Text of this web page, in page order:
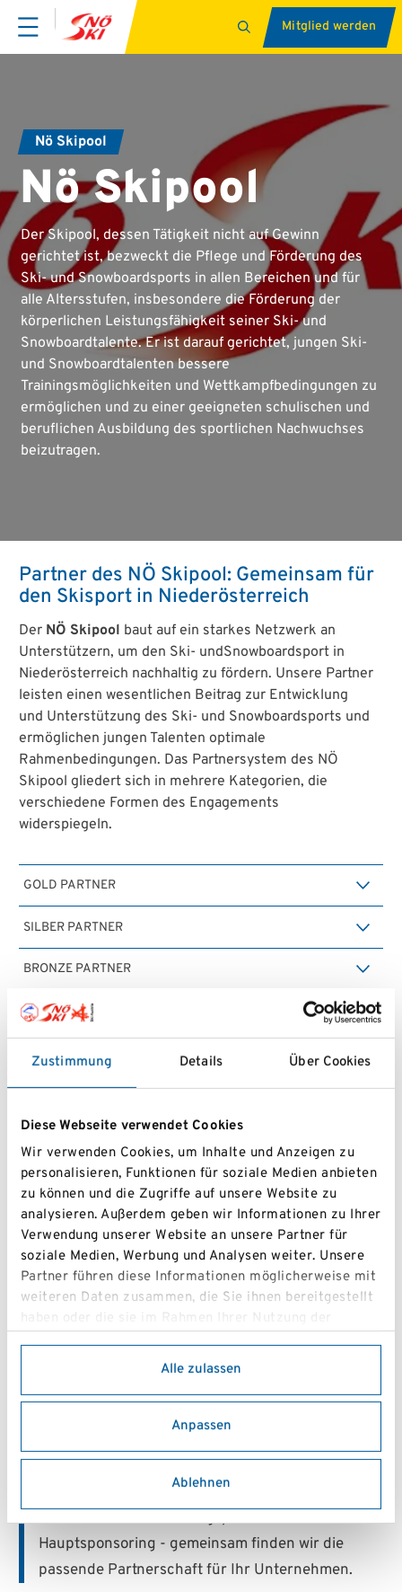
Zustimmung Details Über Cookies
Diese Webseite verwendet Cookies
Wir verwenden Cookies, um Inhalte und Anzeigen zu
personalisieren, Funktionen für soziale Medien anbieten
zu können und die Zugriffe auf unsere Website zu
analysieren. Außerdem geben wir Informationen zu Ihrer
Verwendung unserer Website an unsere Partner für
soziale Medien, Werbung und Analysen weiter. Unsere
Partner führen diese Informationen möglicherweise mit
weiteren Daten zusammen, die Sie ihnen bereitgestellt
haben oder die sie im Rahmen Ihrer Nutzung der
Alle zulassen
Anpassen
Ablehnen
Mitglied werden
Nö Skipool
Nö Skipool
Der Skipool, dessen Tätigkeit nicht auf Gewinn
gerichtet ist, bezweckt die Pflege und Förderung des
Ski- und Snowboardsports in allen Bereichen und für
alle Altersstufen, insbesondere die Förderung der
körperlichen Leistungsfähigkeit seiner Ski- und
Snowboardtalente. Er ist darauf gerichtet, jungen Ski-
und Snowboardtalenten bessere
Trainingsmöglichkeiten und Wettkampfbedingungen zu
ermöglichen und zu einer geeigneten schulischen und
beruflichen Ausbildung des sportlichen Nachwuchses
beizutragen.
Partner des NÖ Skipool: Gemeinsam für
den Skisport in Niederösterreich
Der NÖ Skipool baut auf ein starkes Netzwerk an
Unterstützern, um den Ski- undSnowboardsport in
Niederösterreich nachhaltig zu fördern. Unsere Partner
leisten einen wesentlichen Beitrag zur Entwicklung
und Unterstützung des Ski- und Snowboardsports und
ermöglichen jungen Talenten optimale
Rahmenbedingungen. Das Partnersystem des NÖ
Skipool gliedert sich in mehrere Kategorien, die
verschiedene Formen des Engagements
widerspiegeln.
GOLD PARTNER
SILBER PARTNER
BRONZE PARTNER
Förder- und Unterstützungspartner
Neben den Hauptpartnerschaften gibt es
Förder- und
Unterstützungspartner, die gezielt Projekte,
unterstützen.
FÖRDER PARTNER
UNTERSTÜTZUNGS PARTNER
Sie möchten Partner
werden? Wir freuen uns auf
Ihre Kontaktaufnahme!
Der NÖ Skipool bietet engagierten Unternehmen
eine attraktive Plattform, um junge Talente im
gleichzeitig ihre Marke in einem sportlichen und
dynamischen Umfeld zu präsentieren.
Ob kleines Unterstützungspaket oder
Hauptsponsoring - gemeinsam finden wir die
passende Partnerschaft für Ihr Unternehmen.